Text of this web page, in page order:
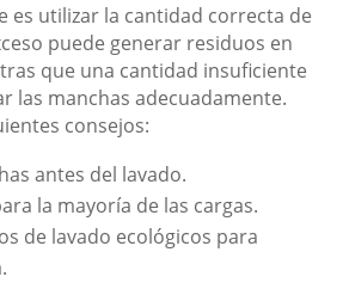
es utilizar la cantidad correcta de
puede generar residuos en
que una cantidad insuficiente
las manchas adecuadamente.
consejos:
antes del lavado.
la mayoría de las cargas.
de lavado ecológicos para